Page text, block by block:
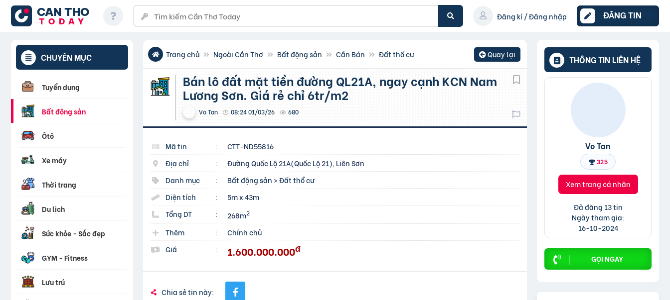
CAN THO
TODAY
Đăng kí / Đăng nhập ĐĂNG TIN
CHUYÊN MỤC
Tuyển dụng
Bất động sản
Ôtô
Xe máy
Thời trang
Du lịch
Sức khỏe - Sắc đẹp
GYM - Fitness
Lưu trú
Trang chủ Ngoài Cần Thơ Bất động sản Cần Bán Đất thổ cư Quay lại
Bán lô đất mặt tiền đường QL21A, ngay cạnh KCN Nam
Lương Sơn. Giá rẻ chỉ 6tr/m2
Vo Tan 08:24 01/03/26 680
Mã tin :
CTT-ND55816
Địa chỉ
:
Đường Quốc Lộ 21A(Quốc Lộ 21), Liên Sơn
Danh mục
: Bất động sản >Đất thổ cư
Diện tích
:
5m x 43m
Tổng DT
: 268m2
Thêm :
Chính chủ
Giá
: 1.600.000.000đ
Chia sẻ tin này:
THÔNG TIN LIÊN HỆ
Vo Tan
325
Xem trang cá nhân
Đã đăng 13 tin
Ngày tham gia:
16-10-2024
GỌI NGAY